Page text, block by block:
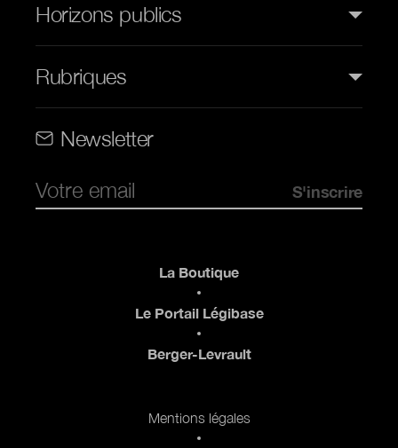
Horizons publics
Rubriques
Newsletter
La Boutique
Le Portail Légibase
Berger-Levrault
Mentions légales